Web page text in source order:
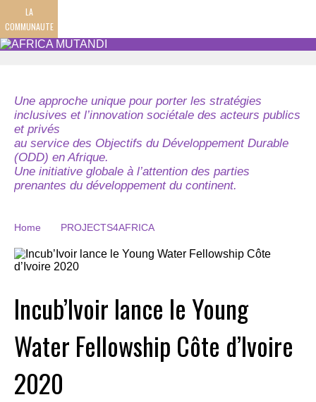
LA
COMMUNAUTE
Une approche unique pour porter les stratégies
inclusives et l’innovation sociétale des acteurs publics
et privés
au service des Objectifs du Développement Durable
(ODD) en Afrique.
Une initiative globale à l’attention des parties
prenantes du développement du continent.
Home PROJECTS4AFRICA
Incub’Ivoir lance le Young
Water Fellowship Côte d’Ivoire
2020